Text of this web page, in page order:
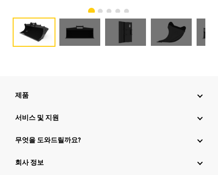
제품
서비스 및 지원
무엇을 도와드릴까요?
회사 정보